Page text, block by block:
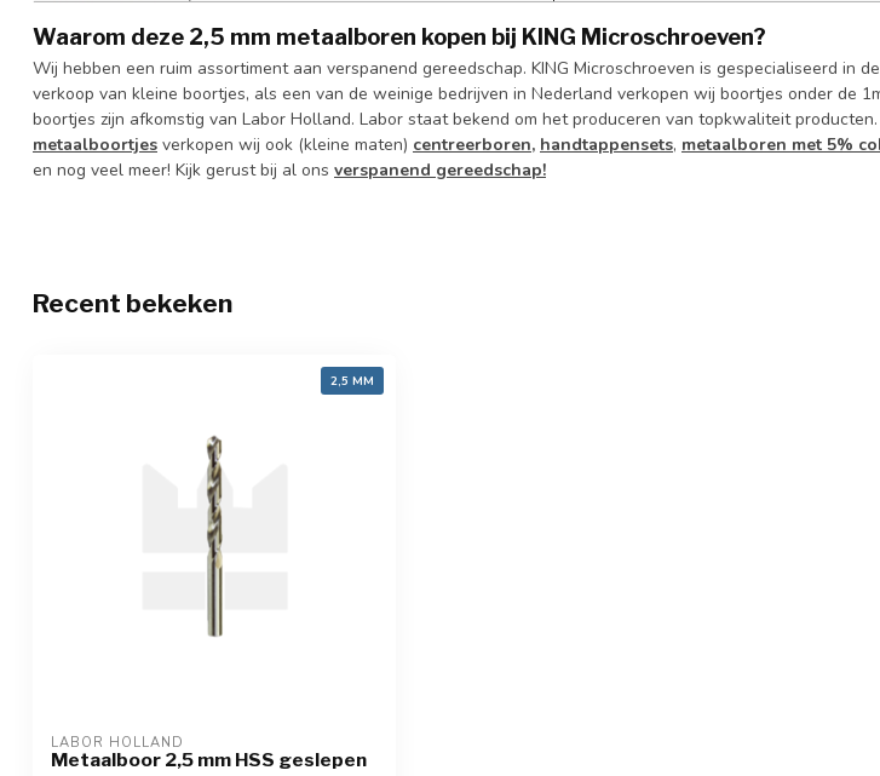
Waarom deze 2,5 mm metaalboren kopen bij KING Microschroeven?
Wij hebben een ruim assortiment aan verspanend gereedschap. KING Microschroeven is gespecialiseerd in de
verkoop van kleine boortjes, als een van de weinige bedrijven in Nederland verkopen wij boortjes onder de
boortjes zijn afkomstig van Labor Holland. Labor staat bekend om het produceren van topkwaliteit
metaalboortjes verkopen wij ook (kleine maten) centreerboren, handtappensets, metaalboren met 5%
en nog veel meer! Kijk gerust bij al ons verspanend gereedschap!
Recent bekeken
2,5 MM
LABOR HOLLAND
Metaalboor 2,5 mm HSS geslepen